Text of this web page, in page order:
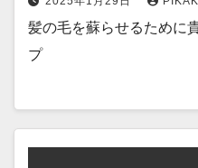
髪の毛を蘇らせるために
プ